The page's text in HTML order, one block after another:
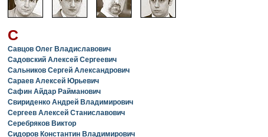
С
Савцов Олег Владиславович
Садовский Алексей Сергеевич
Сальников Сергей Александрович
Сараев Алексей Юрьевич
Сафин Айдар Райманович
Свириденко Андрей Владимирович
Сергеев Алексей Станиславович
Серебряков Виктор
Сидоров Константин Владимирович